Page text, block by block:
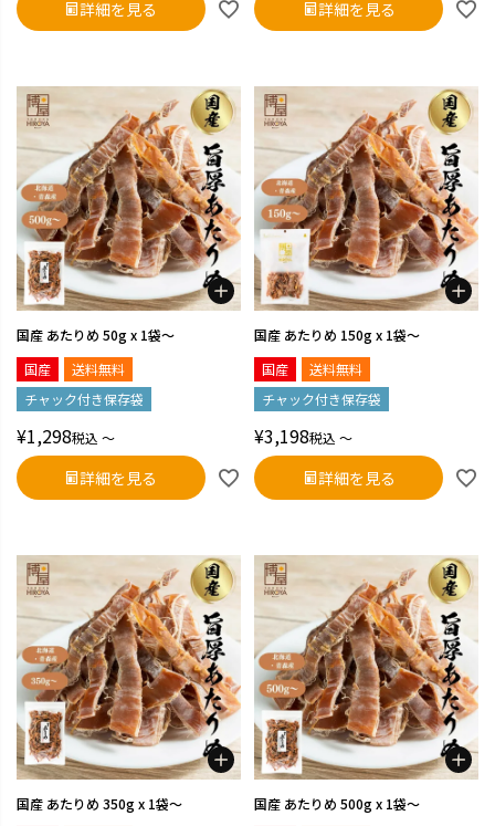
詳細を見る 詳細を見る
国産 あたりめ 50g x 1袋～
国産
送料無料
チャック付き保存袋
¥1,298税込 〜
詳細を見る
国産 あたりめ 150g x 1袋～
国産
送料無料
チャック付き保存袋
¥3,198税込 〜
詳細を見る
国産 あたりめ 350g x 1袋～
国産 あたりめ 500g x 1袋～